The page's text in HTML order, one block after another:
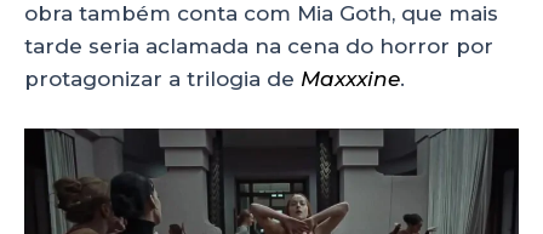
obra também conta com Mia Goth, que mais
tarde seria aclamada na cena do horror por
protagonizar a trilogia de Maxxxine.